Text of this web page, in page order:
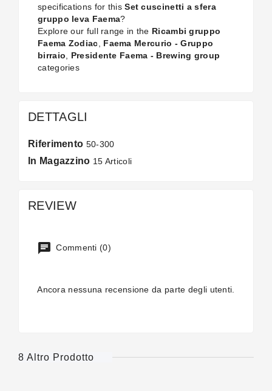
specifications for thisSet cuscinetti a sfera
gruppo leva Faema?
Explore our full range in the Ricambi gruppo
Faema Zodiac
Faema Mercurio - Gruppo
birraio
Presidente Faema - Brewing group
categories
DETTAGLI
Riferimento 50-300
In Magazzino 15 Articoli
REVIEW
Commenti (0)
Ancora nessuna recensione da parte degli utenti.
8 Altro Prodotto